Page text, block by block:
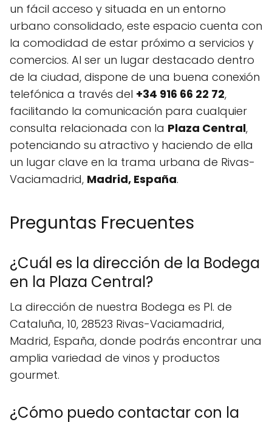
un fácil acceso y situada en un entorno
urbano consolidado, este espacio cuenta con
la comodidad de estar próximo a servicios y
comercios. Al ser un lugar destacado dentro
de la ciudad, dispone de una buena conexión
telefónica a través del +34 916 66 22 72,
facilitando la comunicación para cualquier
consulta relacionada con la Plaza Central,
potenciando su atractivo y haciendo de ella
un lugar clave en la trama urbana de Rivas-
Vaciamadrid, Madrid, España.
Preguntas Frecuentes
¿Cuál es la dirección de la Bodega
en la Plaza Central?
La dirección de nuestra Bodega es Pl. de
Cataluña, 10, 28523 Rivas-Vaciamadrid,
Madrid, España, donde podrás encontrar una
amplia variedad de vinos y productos
gourmet.
¿Cómo puedo contactar con la